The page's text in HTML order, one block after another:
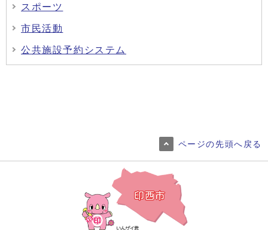
スポーツ
市民活動
公共施設予約システム
ページの先頭へ戻る